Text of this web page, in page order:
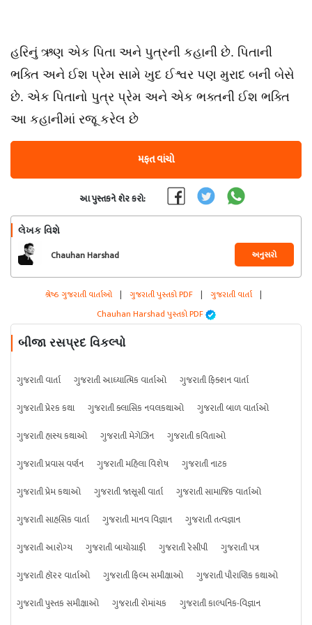
હરિનું ઋણ એક પિતા અને પુત્રની કહાની છે. પિતાની
ભક્તિ અને ઈશ પ્રેમ સામે ખુદ ઈશ્વર પણ મુરાદ બની બેસે
છે. એક પિતાનો પુત્ર પ્રેમ અને એક ભક્તની ઈશ ભક્તિ
આ કહાનીમાં રજૂ કરેલ છે
મફત વાંચો
આ પુસ્તકને શેર કરો:
લેખક વિશે
Chauhan Harshad અનુસરો
શ્રેષ્ઠ ગુજરાતી વાર્તાઓ | ગુજરાતી પુસ્તકો PDF | ગુજરાતી વાર્તા |
Chauhan Harshad પુસ્તકો PDF
બીજા રસપ્રદ વિકલ્પો
ગુજરાતી વાર્તા ગુજરાતી આધ્યાત્મિક વાર્તાઓ
ગુજરાતી ફિક્શન વાર્તા
ગુજરાતી પ્રેરક કથા
ગુજરાતી ક્લાસિક નવલકથાઓ
ગુજરાતી બાળ વાર્તાઓ
ગુજરાતી હાસ્ય કથાઓ
ગુજરાતી મેગેઝિન
ગુજરાતી કવિતાઓ
ગુજરાતી પ્રવાસ વર્ણન
ગુજરાતી મહિલા વિશેષ
ગુજરાતી નાટક
ગુજરાતી પ્રેમ કથાઓ
ગુજરાતી જાસૂસી વાર્તા
ગુજરાતી સામાજિક વાર્તાઓ
ગુજરાતી સાહસિક વાર્તા
ગુજરાતી માનવ વિજ્ઞાન
ગુજરાતી તત્વજ્ઞાન
ગુજરાતી આરોગ્ય
ગુજરાતી બાયોગ્રાફી ગુજરાતી રેસીપી
ગુજરાતી પત્ર
ગુજરાતી હૉરર વાર્તાઓ
ગુજરાતી ફિલ્મ સમીક્ષાઓ
ગુજરાતી પૌરાણિક કથાઓ
ગુજરાતી પુસ્તક સમીક્ષાઓ
ગુજરાતી રોમાંચક
ગુજરાતી કાલ્પનિક-વિજ્ઞાન